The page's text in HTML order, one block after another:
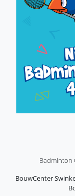
Badminton
BouwCenter